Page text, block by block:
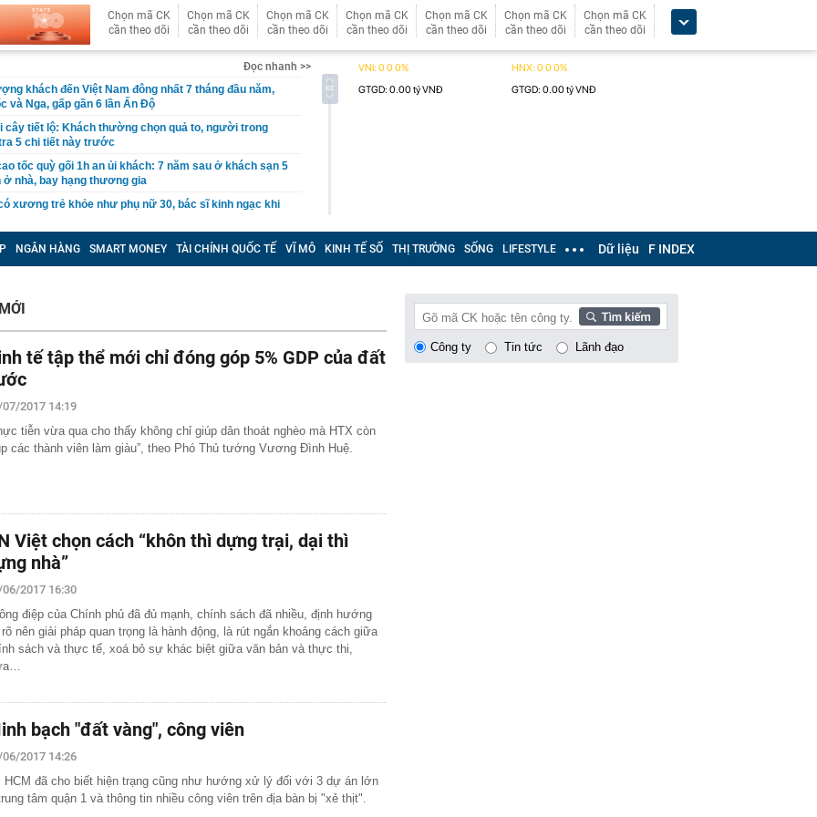
Chọn mã CK
cần theo dõi
Chọn mã CK
cần theo dõi
Chọn mã CK
cần theo dõi
Chọn mã CK
cần theo dõi
Chọn mã CK
cần theo dõi
Chọn mã CK
cần theo dõi
Chọn mã CK
cần theo dõi
Đọc nhanh >>
khách đến Việt Nam đông nhất 7 tháng đầu năm,
và Nga, gấp gần 6 lần Ấn Độ
cây tiết lộ: Khách thường chọn quả to, người trong
5 chi tiết này trước
tốc quỳ gối 1h an ủi khách: 7 năm sau ở khách sạn 5
ở nhà, bay hạng thương gia
xương trẻ khỏe như phụ nữ 30, bác sĩ kinh ngạc khi
đựng tâm huyết của NSND Tự Long
USD/ounce, chuyên gia dự báo đỉnh mới
những người không rút điện ấm siêu tốc trước khi ngủ
sâu?
cá tích tụ độc nhiều bậc nhất
tình' từng làm nghề giao báo, U60 vẫn như thanh niên
dự kiến xây hầm xuyên núi Tam Đảo
tỷ từ bán vé số, công ty xổ số chi trả thưởng thế nào?
Thị Thanh SN 2003 và Vi Thị Hòe SN 2004
kịch khí tượng tàn khốc nhất từng được ghi nhận
cũng để cho con": Lời khuyên khiến nhiều cha mẹ
về già
gửi lời tạm biệt tới khán giả
lãi suất tiết kiệm: Có ngân hàng lớn niêm yết 6%
tới 9%/năm
Bộ sẽ có mưa to đến rất to
đụng tay là ra hit, phim có thể chưa xem nhưng nhạc
NGÂN HÀNG SMART MONEY TÀI CHÍNH QUỐC TẾ VĨ MÔ KINH TẾ SỐ THỊ TRƯỜNG SỐNG LIFESTYLE Dữ liệu F INDEX
tế tập thể mới chỉ đóng góp 5% GDP của đất
2017 14:19
tiễn vừa qua cho thấy không chỉ giúp dân thoát nghèo mà HTX còn
các thành viên làm giàu”, theo Phó Thủ tướng Vương Đình Huệ.
Việt chọn cách “khôn thì dựng trại, dại thì
nhà”
2017 16:30
điệp của Chính phủ đã đủ mạnh, chính sách đã nhiều, định hướng
nên giải pháp quan trọng là hành động, là rút ngắn khoảng cách giữa
sách và thực tế, xoá bỏ sự khác biệt giữa văn bản và thực thi,
bạch "đất vàng", công viên
06/2017 14:26
HCM đã cho biết hiện trạng cũng như hướng xử lý đối với 3 dự án lớn
tâm quận 1 và thông tin nhiều công viên trên địa bàn bị "xẻ thịt".
Công ty Tin tức Lãnh đạo